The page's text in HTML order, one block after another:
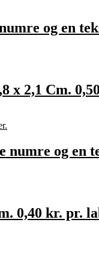
og en
x 2,1 Cm.
numre og en
0,40 kr. pr.